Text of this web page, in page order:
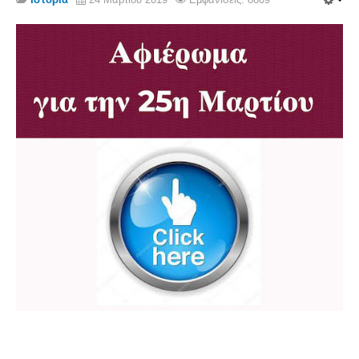
Σερβαίοι Συγγραφείς/Λογoτέχνες
Γραφή Πατριωτών/Συνεργατών
Σερβαίοι για το Σέρβου
Ηλεκτρονική έκδοση Αρτοζήνου
Θέματα και δράσεις Συνδέσμου
Χάρτης του Site (Sitemap)